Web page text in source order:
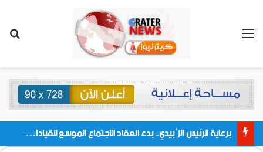
القائمة
برعاية الرئيس الزُبيدي.. بدء انعقاد الاجتماع الموسع للقيادات المحلية بالعاصمة ولمديريات وكتل مجلس العموم ومنسقيات الجامعة بالعاصمة عدن